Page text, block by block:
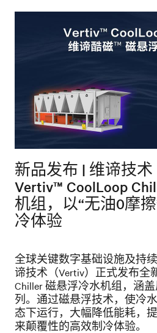
新品发布 | 维谛技
Vertiv™ CoolLoop
机组，以“无油0摩
冷体验
全球关键数字基础设施及持
谛技术（Vertiv）正式发布全
Chiller 磁悬浮冷水机组，涵
列。通过磁悬浮技术，使冷
态下运行，大幅降低能耗，
来颠覆性的高效制冷体验。